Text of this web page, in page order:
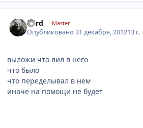
nerd Master
Опубликовано31 декабря, 201213 г.
выложи что лил в него
что было
что переделывал в нем
иначе на помощи не будет